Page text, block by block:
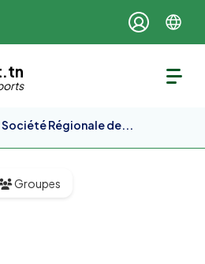
Société Régionale de...
Groupes